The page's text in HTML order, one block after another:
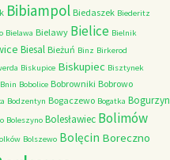
Bibiampol Biedaszek Biederitz
Bielawa Bielawy Bielice Bielnik
Biesal Bieżuń Binz Birkerod
Biskupice Biskupiec Bisztynek
Bnin Bobolice Bobrowniki Bobrowo
Bodzentyn Bogaczewo Bogatka Bogurzyn
Boleszyno Bolesławiec Bolimów
Bolszewo Bolęcin Boreczno